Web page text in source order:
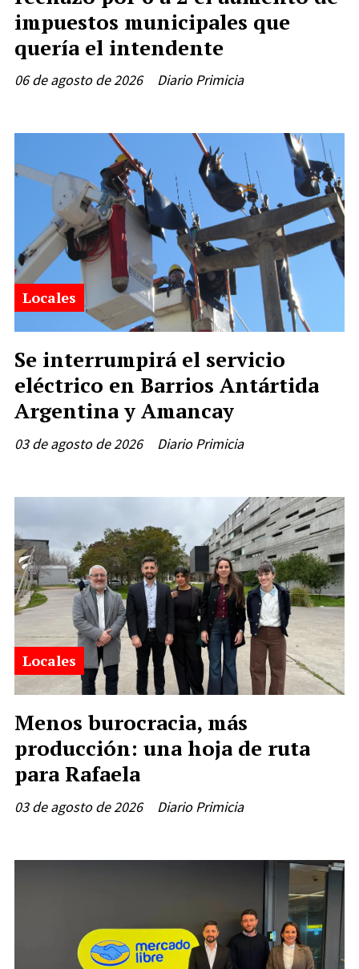
impuestos municipales que
quería el intendente
Diario Primicia
06 de agosto de 2026
Se interrumpirá el servicio
eléctrico en Barrios Antártida
Argentina y Amancay
Diario Primicia
Locales
03 de agosto de 2026
Menos burocracia, más
producción: una hoja de ruta
para Rafaela
Diario Primicia
Locales
03 de agosto de 2026